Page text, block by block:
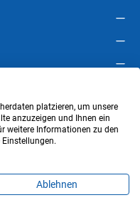
platzieren, um unsere
anzuzeigen und Ihnen ein
weitere Informationen zu den
Ablehnen